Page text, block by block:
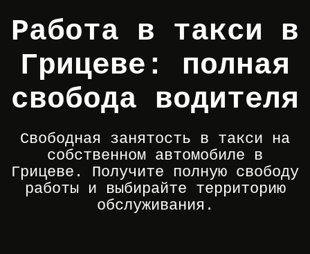
Работа в такси в
Грицеве: полная
свобода водителя
Свободная занятость в такси на
собственном автомобиле в
Грицеве. Получите полную свободу
работы и выбирайте территорию
обслуживания.